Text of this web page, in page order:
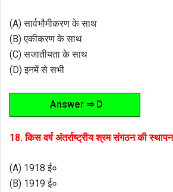
(A) सार्वभौमीकरण के साथ
(B) एकीकरण के साथ
(C) सजातीयता के साथ
(D) इनमें से सभी
Answer ⇒ D
18. किस वर्ष अंतर्राष्ट्रीय श्रम संगठन की
(A) 1918 ई०
(B) 1919 ई०